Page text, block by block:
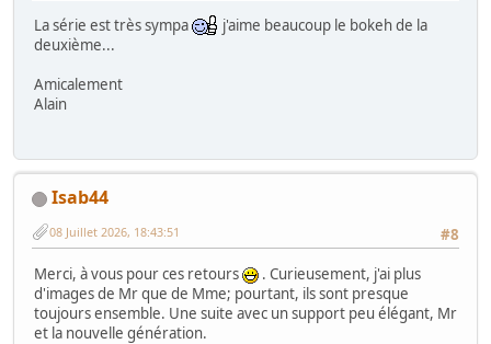
La série est très sympa
j'aime beaucoup le bokeh de la
deuxième...
Amicalement
Alain
Isab44
#8
08 Juillet 2026, 18:43:51
Merci, à vous pour ces retours
. Curieusement, j'ai plus
d'images de Mr que de Mme; pourtant, ils sont presque
toujours ensemble. Une suite avec un support peu élégant, Mr
et la nouvelle génération.